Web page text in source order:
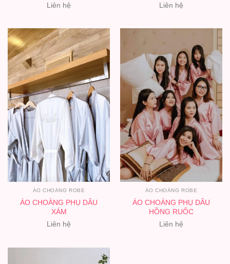
Liên hệ
Liên hệ
ÁO CHOÀNG ROBE
ÁO CHOÀNG PHỤ DÂU
XÁM
Liên hệ
ÁO CHOÀNG ROBE
ÁO CHOÀNG PHỤ DÂU
HỒNG RUỐC
Liên hệ